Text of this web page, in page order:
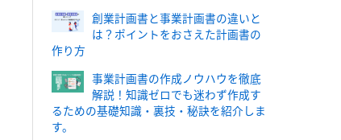
創業計画書と事業計画書の違いと
は？ポイントをおさえた計画書の
作り方
事業計画書の作成ノウハウを徹底
解説！知識ゼロでも迷わず作成す
るための基礎知識・裏技・秘訣を紹介しま
す。